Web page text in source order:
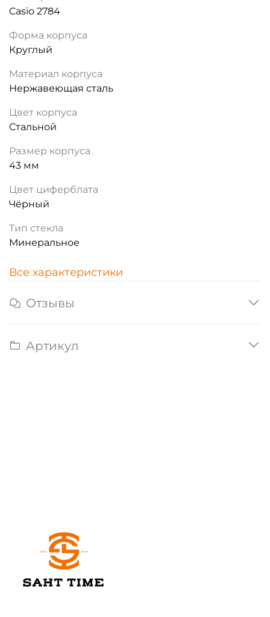
Casio 2784
Форма корпуса
Круглый
Материал корпуса
Нержавеющая сталь
Цвет корпуса
Стальной
Размер корпуса
43 мм
Цвет циферблата
Чёрный
Тип стекла
Минеральное
Все характеристики
Отзывы
Артикул